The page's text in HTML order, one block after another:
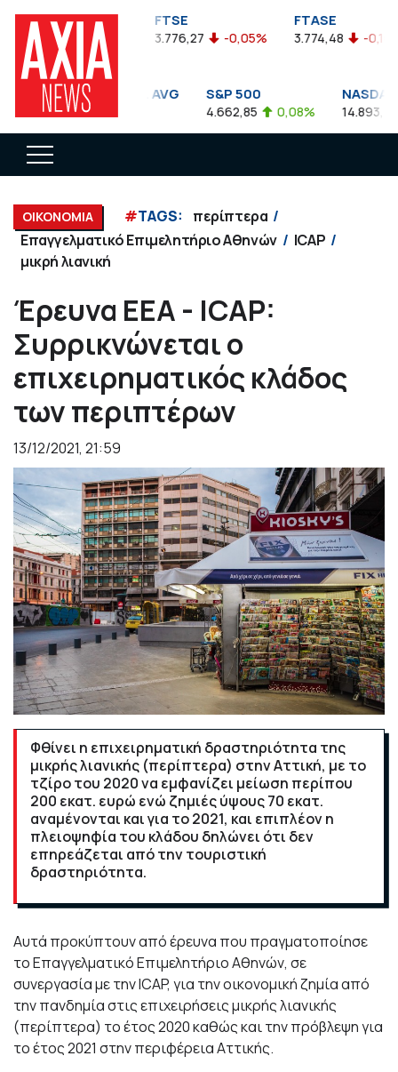
FTSEA
899,47 -0,04%
FTSE
3.776,27 -0,05%
FTASE
3.774,48 -0,10%
DOW JONES INDUS. AVG
35.911,81 -0,56%
S&P 500
4.662,85 0,08%
NASDAQ
14.893,75
ΟΙΚΟΝΟΜΙΑ #TAGS:
περίπτερα
Επαγγελματικό Επιμελητήριο Αθηνών
ICAP
μικρή λιανική
Έρευνα ΕΕΑ - ICAP:
Συρρικνώνεται ο
επιχειρηματικός κλάδος
των περιπτέρων
13/12/2021, 21:59
Φθίνει η επιχειρηματική δραστηριότητα της
μικρής λιανικής (περίπτερα) στην Αττική, με το
τζίρο του 2020 να εμφανίζει μείωση περίπου
200 εκατ. ευρώ ενώ ζημιές ύψους 70 εκατ.
αναμένονται και για το 2021, και επιπλέον η
πλειοψηφία του κλάδου δηλώνει ότι δεν
επηρεάζεται από την τουριστική
δραστηριότητα.
Αυτά προκύπτουν από έρευνα που πραγματοποίησε
το Επαγγελματικό Επιμελητήριο Αθηνών, σε
συνεργασία με την ICAP, για την οικονομική ζημία από
την πανδημία στις επιχειρήσεις μικρής λιανικής
(περίπτερα) το έτος 2020 καθώς και την πρόβλεψη για
το έτος 2021 στην περιφέρεια Αττικής.